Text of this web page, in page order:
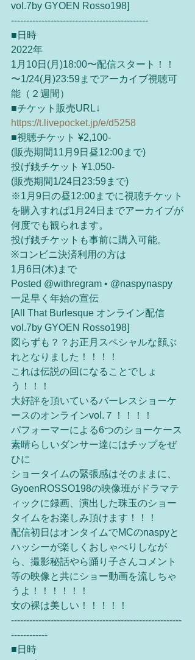
vol.7by GYOEN Rosso198]
---------------------------------------------
■日時
2022年
1月10日(月)18:00〜配信スタート！！
〜1/24(月)23:59までアーカイブ視聴可
能（２週間）
■‪チケット販売URL↓
https://t.livepocket.jp/e/d5258
■視聴チケット ¥2,100-
(販売期間11月9日昼12:00まで)
投げ銭チケット ¥1,050-
(販売期間1/24日23:59まで)
※1月9日の昼12:00までに視聴チケット
を購入すれば1月24日までアーカイブが
何度でも観られます。
投げ銭チケットも事前に購入可能。
※コンビニ決済利用の方は
1月6日(木)まで
Posted @withregram • @naspynaspy
一足早く年始の宣伝
[All That Burlesque オンライン配信
vol.7by GYOEN Rosso198]
図らずも？？お正月スペシャルな顔ぶ
れとなりました！！！！
これは伝説の回になることでしょ
う！！！
大好評を頂いているバーレスショーケ
ースのオンラインvol.７！！！！
パフォーマーによる6つのショーケース
素晴らしいダンサー達にはチップをぜ
ひに
ショータイムの緊張感はそのままに、
GyoenROSSO198の映像班がドラマテ
ィックに録画、演出した珠玉のショー
タイムをお楽しみ頂けます！！！
配信初日はオンタイムでMCのnaspyと
ハッシーが楽しくおしゃべりしなが
ら、撮影秘話やら踊り子さんコメント
等の映像と共にショー動画を流しちゃ
うよ！！！！！！
女の裸は美しい！！！！！
--------------------------------------------------------
------------
■日時